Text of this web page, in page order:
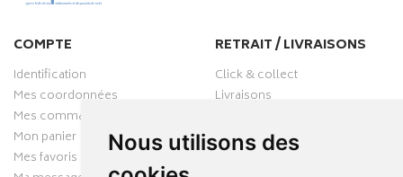
Nous utilisons des
COMPTE
Identification
Mes coordonnées
Mes commandes
Mon panier
Mes favoris
RETRAIT / LIVRAISONS
Click & collect
Livraisons